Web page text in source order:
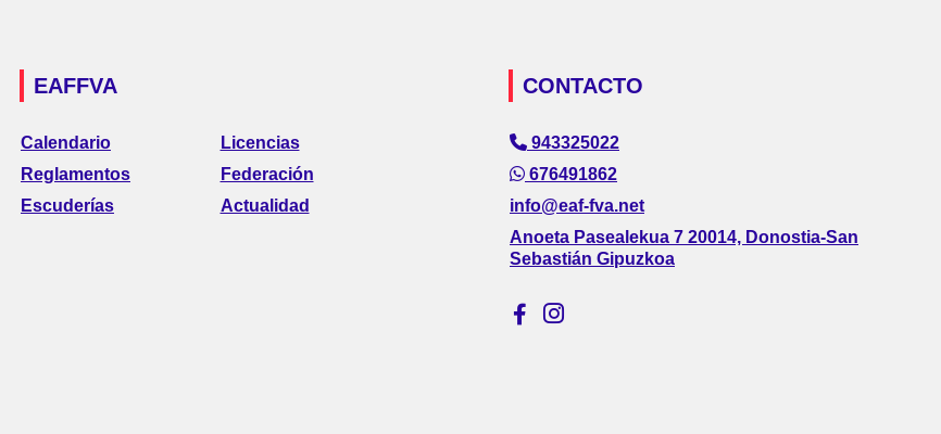
EAFFVA
Calendario
Reglamentos
Escuderías
Licencias
Federación
Actualidad
CONTACTO
943325022
676491862
info@eaf-fva.net
Anoeta Pasealekua 7 20014, Donostia-San
Sebastián Gipuzkoa